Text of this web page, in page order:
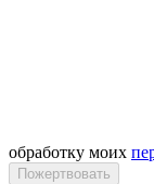
обработку моих